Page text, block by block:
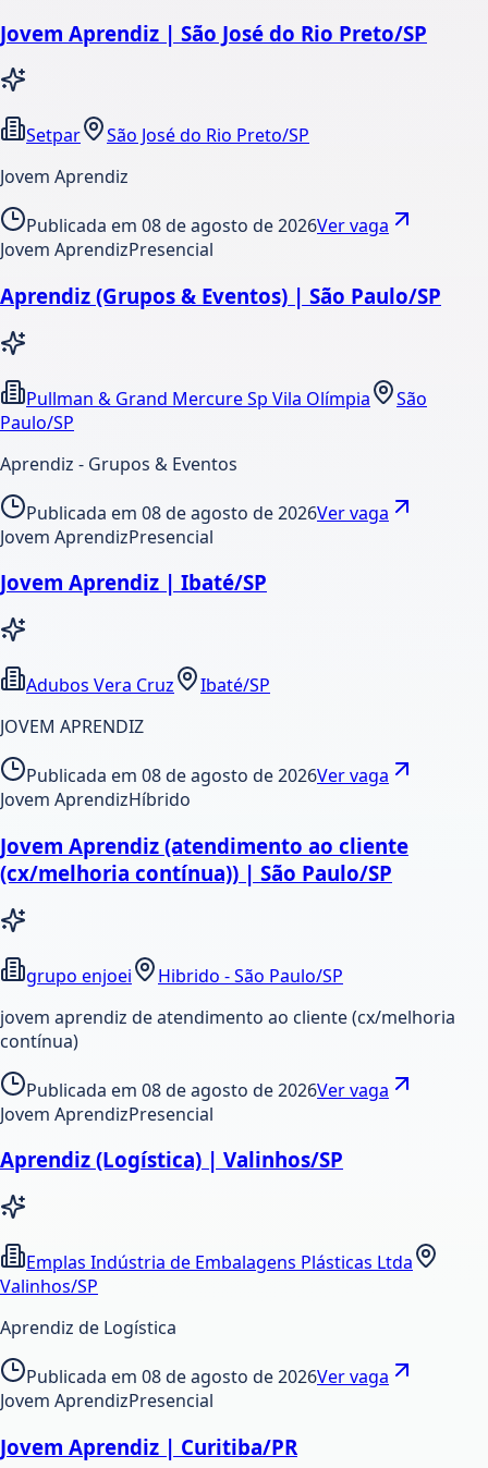
Jovem Aprendiz | São José do Rio Preto/SP
Setpar
São José do Rio Preto/SP
Jovem Aprendiz
Publicada em 08 de agosto de 2026Ver vaga
Jovem AprendizPresencial
Aprendiz (Grupos & Eventos) | São Paulo/SP
Pullman & Grand Mercure Sp Vila Olímpia
São
Paulo/SP
Aprendiz - Grupos & Eventos
Publicada em 08 de agosto de 2026Ver vaga
Jovem AprendizPresencial
Jovem Aprendiz | Ibaté/SP
Adubos Vera Cruz
Ibaté/SP
JOVEM APRENDIZ
Publicada em 08 de agosto de 2026Ver vaga
Jovem AprendizHíbrido
Jovem Aprendiz (atendimento ao cliente
(cx/melhoria contínua)) | São Paulo/SP
grupo enjoei
Hibrido - São Paulo/SP
jovem aprendiz de atendimento ao cliente (cx/melhoria
contínua)
Publicada em 08 de agosto de 2026Ver vaga
Jovem AprendizPresencial
Aprendiz (Logística) | Valinhos/SP
Emplas Indústria de Embalagens Plásticas Ltda
Valinhos/SP
Aprendiz de Logística
Publicada em 08 de agosto de 2026Ver vaga
Jovem AprendizPresencial
Jovem Aprendiz | Curitiba/PR